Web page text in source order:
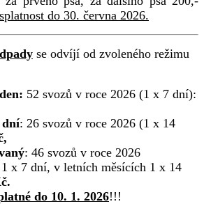
splatnost do 30. června 2026.
se odvíjí od zvoleného režimu
52 svozů v roce 2026 (1 x 7 dní):
dní: 26 svozů v roce 2026 (1 x 14
: 46 svozů v roce 2026
x 7 dní, v letních měsících 1 x 14
do 10. 1. 2026!!!